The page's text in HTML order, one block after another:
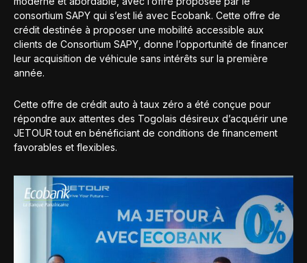
consortium SAPY qui s’est lié avec Ecobank. Cette offre de
crédit destinée à proposer une mobilité accessible aux
clients de Consortium SAPY, donne l’opportunité de financer
leur acquisition de véhicule sans intérêts sur la première
année.
Cette offre de crédit auto à taux zéro a été conçue pour
répondre aux attentes des Togolais désireux d’acquérir une
JETOUR tout en bénéficiant de conditions de financement
favorables et flexibles.